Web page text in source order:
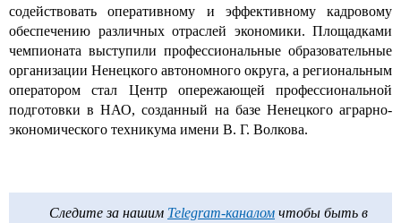
содействовать оперативному и эффективному кадровому
обеспечению различных отраслей экономики. Площадками
чемпионата выступили профессиональные образовательные
организации Ненецкого автономного округа, а региональным
оператором стал Центр опережающей профессиональной
подготовки в НАО, созданный на базе Ненецкого аграрно-
экономического техникума имени В. Г. Волкова.
Следите за нашим Telegram-каналом чтобы быть в